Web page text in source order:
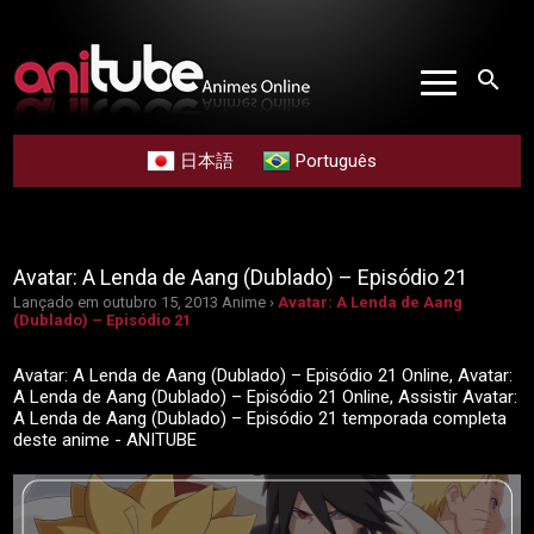
search
日本語 Português
Avatar: A Lenda de Aang (Dublado) – Episódio 21
Lançado em outubro 15, 2013 Anime ›Avatar: A Lenda de Aang
(Dublado) – Episódio 21
Avatar: A Lenda de Aang (Dublado) – Episódio 21 Online, Avatar:
A Lenda de Aang (Dublado) – Episódio 21 Online, Assistir Avatar:
A Lenda de Aang (Dublado) – Episódio 21 temporada completa
deste anime - ANITUBE